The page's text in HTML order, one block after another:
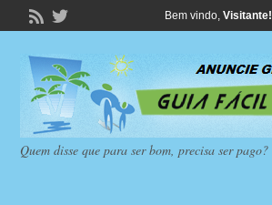
Bem vindo, Visitante!
Quem disse que para ser bom, precisa ser pago?